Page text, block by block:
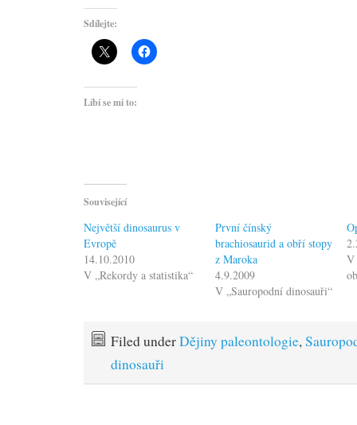
Sdílejte:
Líbí se mi to:
Související
Největší dinosaurus v
Evropě
14.10.2010
V „Rekordy a statistika“
První čínský
brachiosaurid a obří stopy
z Maroka
4.9.2009
V „Sauropodní dinosauři“
V
Filed underDějiny paleontologie,
dinosauři